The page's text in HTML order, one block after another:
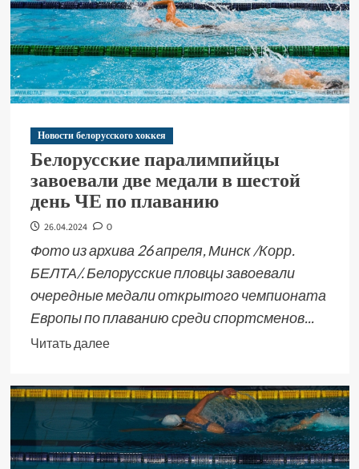
Новости белорусского хоккея
Белорусские паралимпийцы
завоевали две медали в шестой
день ЧЕ по плаванию
26.04.2024 0
Фото из архива 26 апреля, Минск /Корр.
БЕЛТА/. Белорусские пловцы завоевали
очередные медали открытого чемпионата
Европы по плаванию среди спортсменов...
Читать далее